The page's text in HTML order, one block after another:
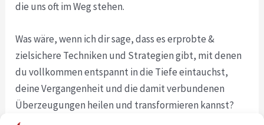
die uns oft im Weg stehen.
Was wäre, wenn ich dir sage, dass es erprobte &
zielsichere Techniken und Strategien gibt, mit denen
du vollkommen entspannt in die Tiefe eintauchst,
deine Vergangenheit und die damit verbundenen
Überzeugungen heilen und transformieren kannst?